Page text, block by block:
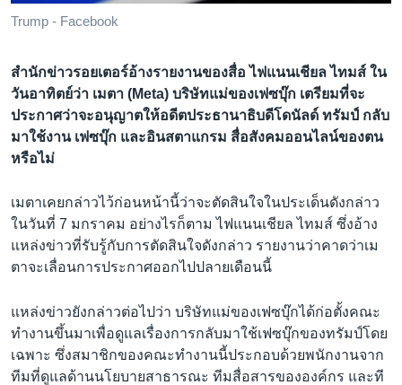
เลือกภาษา
Trump - Facebook
สำนักข่าวรอยเตอร์อ้างรายงานของสื่อ ไฟแนนเชียล ไทมส์ ใน
วันอาทิตย์ว่า เมตา (Meta) บริษัทแม่ของเฟซบุ๊ก เตรียมที่จะ
ประกาศว่าจะอนุญาตให้อดีตประธานาธิบดีโดนัลด์ ทรัมป์ กลับ
มาใช้งาน เฟซบุ๊ก และอินสตาแกรม สื่อสังคมออนไลน์ของตน
หรือไม่
เมตาเคยกล่าวไว้ก่อนหน้านี้ว่าจะตัดสินใจในประเด็นดังกล่าว
ในวันที่ 7 มกราคม อย่างไรก็ตาม ไฟแนนเชียล ไทมส์ ซึ่งอ้าง
แหล่งข่าวที่รับรู้กับการตัดสินใจดังกล่าว รายงานว่าคาดว่าเม
ตาจะเลื่อนการประกาศออกไปปลายเดือนนี้
แหล่งข่าวยังกล่าวต่อไปว่า บริษัทแม่ของเฟซบุ๊กได้ก่อตั้งคณะ
ทำงานขึ้นมาเพื่อดูแลเรื่องการกลับมาใช้เฟซบุ๊กของทรัมป์โดย
เฉพาะ ซึ่งสมาชิกของคณะทำงานนี้ประกอบด้วยพนักงานจาก
ทีมที่ดูแลด้านนโยบายสาธารณะ ทีมสื่อสารขององค์กร และที